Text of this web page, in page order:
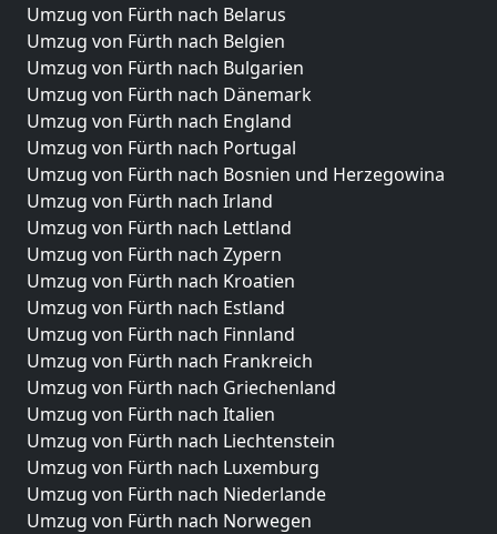
Umzug von Fürth nach Belarus
Umzug von Fürth nach Belgien
Umzug von Fürth nach Bulgarien
Umzug von Fürth nach Dänemark
Umzug von Fürth nach England
Umzug von Fürth nach Portugal
Umzug von Fürth nach Bosnien und Herzegowina
Umzug von Fürth nach Irland
Umzug von Fürth nach Lettland
Umzug von Fürth nach Zypern
Umzug von Fürth nach Kroatien
Umzug von Fürth nach Estland
Umzug von Fürth nach Finnland
Umzug von Fürth nach Frankreich
Umzug von Fürth nach Griechenland
Umzug von Fürth nach Italien
Umzug von Fürth nach Liechtenstein
Umzug von Fürth nach Luxemburg
Umzug von Fürth nach Niederlande
Umzug von Fürth nach Norwegen